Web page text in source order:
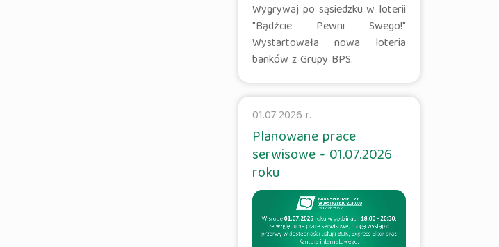
Wygrywaj po sąsiedzku w loterii
"Bądźcie Pewni Swego!"
Wystartowała nowa loteria
banków z Grupy BPS.
01.07.2026 r.
Planowane prace
serwisowe - 01.07.2026
roku